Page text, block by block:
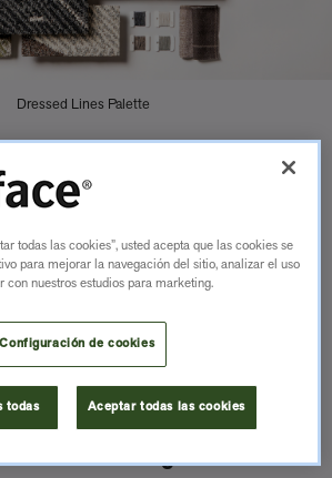
Dressed Lines Palette
son
a pequeña
Está claro
de los años 50
nos inspiró".
es un reflejo de cómo el
los años 50 sigue estando
todas las cookies”, usted acepta que las cookies se
para mejorar la navegación del sitio, analizar el uso
con nuestros estudios para marketing.
Configuración de cookies
todas Aceptar todas las cookies